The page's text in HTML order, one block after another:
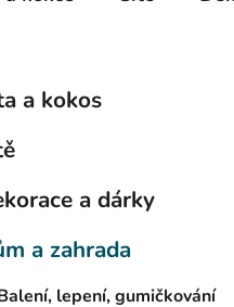
a kokos
a dárky
a zahrada
lepení, gumičkování